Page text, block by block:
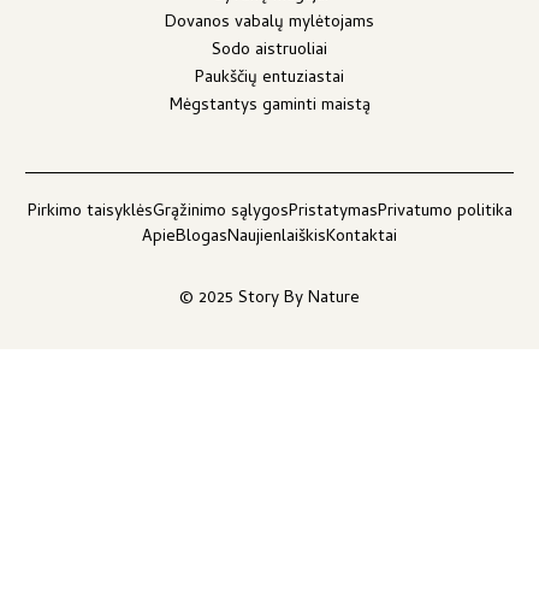
Dovanos vabalų mylėtojams
Sodo aistruoliai
Paukščių entuziastai
Mėgstantys gaminti maistą
© 2025 Story By Nature
Pirkimo taisyklėsGrąžinimo sąlygosPristatymasPrivatumo politika
ApieBlogasNaujienlaiškisKontaktai